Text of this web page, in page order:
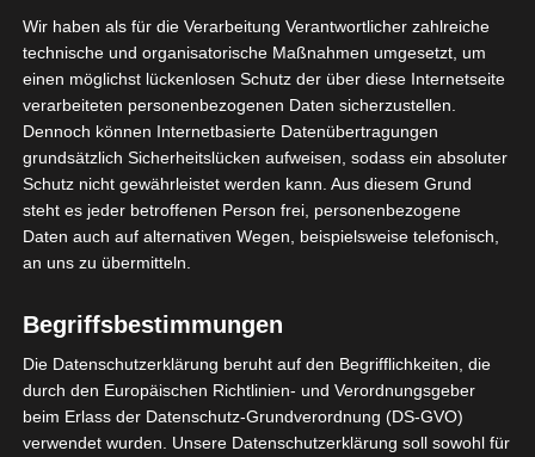
Der 38. Bundesparteitag der CDU fand am
20. und 21. Februar auf der Messe Stuttgart
Gemeinsam mit den Kollegen der
Bundesarbeitsgemeinschaft
Selbständigenverbände (BAGSV) in Person
von Elvira Iannone (BDÜ), Dr. Andreas Lutz
Wir haben als für die Verarbeitung Verantwortlicher zahlreiche
technische und organisatorische Maßnahmen umgesetzt, um
einen möglichst lückenlosen Schutz der über diese Internetseite
verarbeiteten personenbezogenen Daten sicherzustellen.
Dennoch können Internetbasierte Datenübertragungen
grundsätzlich Sicherheitslücken aufweisen, sodass ein absoluter
Schutz nicht gewährleistet werden kann. Aus diesem Grund
steht es jeder betroffenen Person frei, personenbezogene
Daten auch auf alternativen Wegen, beispielsweise telefonisch,
an uns zu übermitteln.
Begriffsbestimmungen
Die Datenschutzerklärung beruht auf den Begrifflichkeiten, die
durch den Europäischen Richtlinien- und Verordnungsgeber
beim Erlass der Datenschutz-Grundverordnung (DS-GVO)
verwendet wurden. Unsere Datenschutzerklärung soll sowohl für